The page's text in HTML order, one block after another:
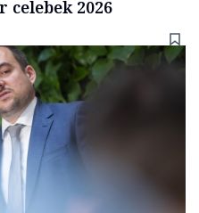
celebek 2026